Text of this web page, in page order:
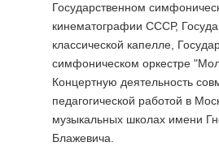
Государственном
кинематографии СССР,
классической капелле,
симфоническом оркестре
Концертную деятельность
педагогической работой в
музыкальных школах имени
Блажевича.